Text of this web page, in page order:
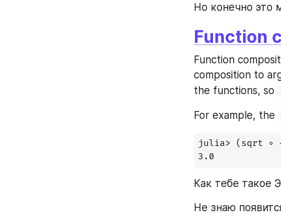
Но конечно это
Function
Function
composition to
the functions, so
For example, the
julia> (sqrt ∘
3.0
Как тебе такое
Не знаю